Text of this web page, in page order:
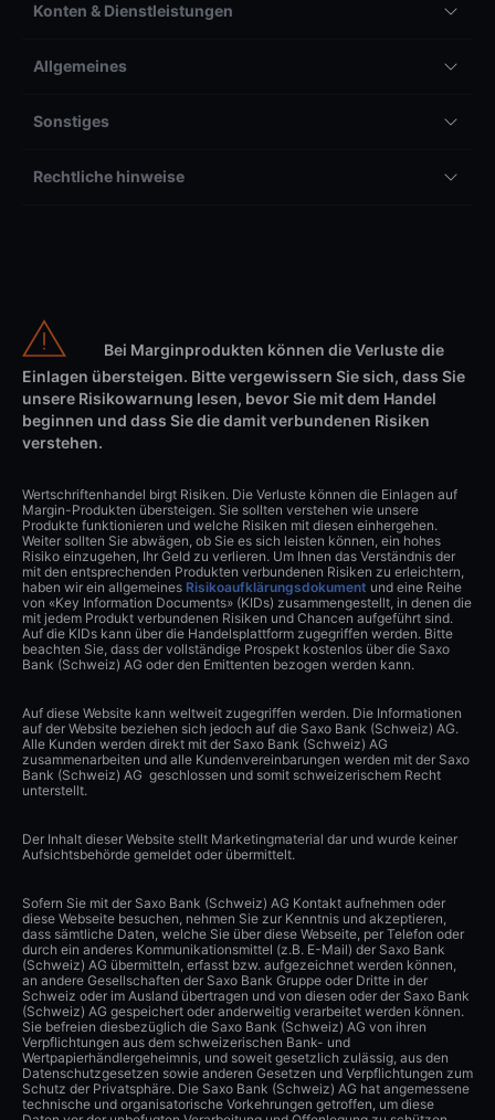
Konten & Dienstleistungen
Allgemeines
Sonstiges
Rechtliche hinweise
Bei Marginprodukten können die Verluste die
Einlagen übersteigen. Bitte vergewissern Sie sich, dass Sie
unsere Risikowarnung lesen, bevor Sie mit dem Handel
beginnen und dass Sie die damit verbundenen Risiken
verstehen.
Wertschriftenhandel birgt Risiken. Die Verluste können die Einlagen auf
Margin-Produkten übersteigen. Sie sollten verstehen wie unsere
Produkte funktionieren und welche Risiken mit diesen einhergehen.
Weiter sollten Sie abwägen, ob Sie es sich leisten können, ein hohes
Risiko einzugehen, Ihr Geld zu verlieren. Um Ihnen das Verständnis der
mit den entsprechenden Produkten verbundenen Risiken zu erleichtern,
haben wir ein allgemeines Risikoaufklärungsdokument und eine Reihe
von «Key Information Documents» (KIDs) zusammengestellt, in denen die
mit jedem Produkt verbundenen Risiken und Chancen aufgeführt sind.
Auf die KIDs kann über die Handelsplattform zugegriffen werden. Bitte
beachten Sie, dass der vollständige Prospekt kostenlos über die Saxo
Bank (Schweiz) AG oder den Emittenten bezogen werden kann.
Auf diese Website kann weltweit zugegriffen werden. Die Informationen
auf der Website beziehen sich jedoch auf die Saxo Bank (Schweiz) AG.
Alle Kunden werden direkt mit der Saxo Bank (Schweiz) AG
zusammenarbeiten und alle Kundenvereinbarungen werden mit der Saxo
Bank (Schweiz) AG geschlossen und somit schweizerischem Recht
unterstellt.
Der Inhalt dieser Website stellt Marketingmaterial dar und wurde keiner
Aufsichtsbehörde gemeldet oder übermittelt.
Sofern Sie mit der Saxo Bank (Schweiz) AG Kontakt aufnehmen oder
diese Webseite besuchen, nehmen Sie zur Kenntnis und akzeptieren,
dass sämtliche Daten, welche Sie über diese Webseite, per Telefon oder
durch ein anderes Kommunikationsmittel (z.B. E-Mail) der Saxo Bank
(Schweiz) AG übermitteln, erfasst bzw. aufgezeichnet werden können,
an andere Gesellschaften der Saxo Bank Gruppe oder Dritte in der
Schweiz oder im Ausland übertragen und von diesen oder der Saxo Bank
(Schweiz) AG gespeichert oder anderweitig verarbeitet werden können.
Sie befreien diesbezüglich die Saxo Bank (Schweiz) AG von ihren
Verpflichtungen aus dem schweizerischen Bank- und
Wertpapierhändlergeheimnis, und soweit gesetzlich zulässig, aus den
Datenschutzgesetzen sowie anderen Gesetzen und Verpflichtungen zum
Schutz der Privatsphäre. Die Saxo Bank (Schweiz) AG hat angemessene
technische und organisatorische Vorkehrungen getroffen, um diese